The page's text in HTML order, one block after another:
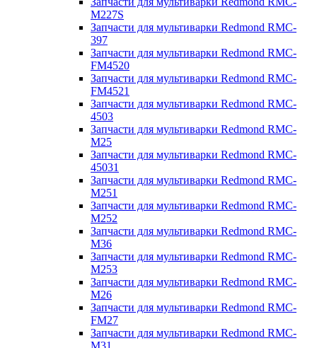
M227S
Запчасти для мультиварки Redmond RMC-
397
Запчасти для мультиварки Redmond RMC-
FM4520
Запчасти для мультиварки Redmond RMC-
FM4521
Запчасти для мультиварки Redmond RMC-
4503
Запчасти для мультиварки Redmond RMC-
M25
Запчасти для мультиварки Redmond RMC-
45031
Запчасти для мультиварки Redmond RMC-
M251
Запчасти для мультиварки Redmond RMC-
M252
Запчасти для мультиварки Redmond RMC-
M36
Запчасти для мультиварки Redmond RMC-
M253
Запчасти для мультиварки Redmond RMC-
M26
Запчасти для мультиварки Redmond RMC-
FM27
Запчасти для мультиварки Redmond RMC-
M31